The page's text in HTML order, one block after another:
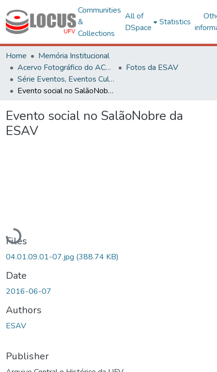
Communities
&
Collections
All of
DSpace
Statistics
Home
Memória Institucional
Acervo Fotográfico do ACH-UFV
Fotos da ESAV
Série Eventos, Eventos Culturais e Projetos
Evento social no SalãoNobre da ESAV
Evento social no SalãoNobre da
ESAV
Loading...
Files
04.01.09.01-07.jpg (388.74 KB)
Date
2016-06-07
Authors
ESAV
Publisher